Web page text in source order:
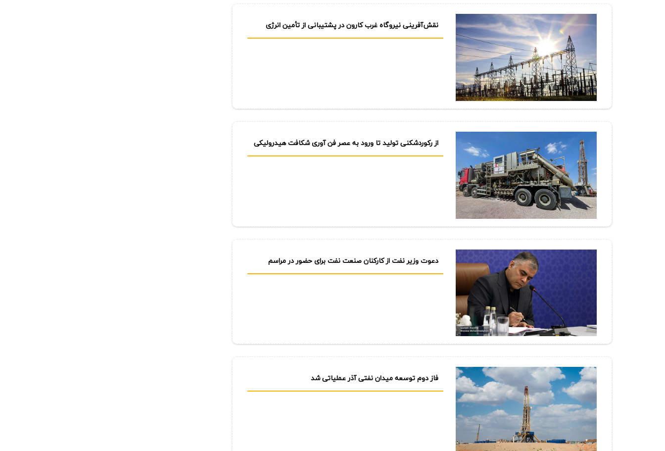
نقش‌آفرینی نیروگاه غرب كارون در پشتیبانی از تأمین انرژی
صنایع پتروشیمی كشور
از ركوردشكنی تولید تا ورود به عصر فن آوری شكافت هیدرولیكی
اسیدی
دعوت وزیر نفت از كاركنان صنعت نفت برای حضور در مراسم
تشییع پیكر رهبر شهید انقلاب
فاز دوم توسعه میدان نفتی آذر عملیاتی شد